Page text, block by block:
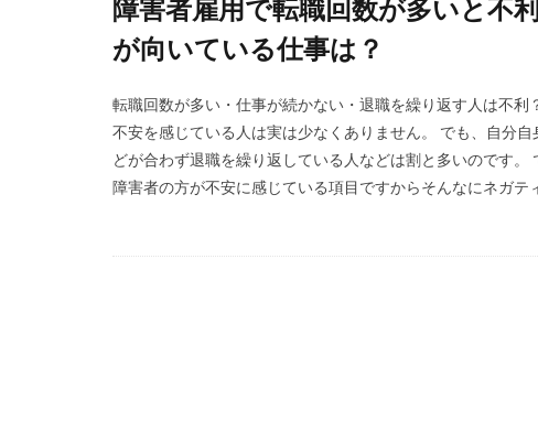
障害者雇用で転職回数が多いと不
が向いている仕事は？
転職回数が多い・仕事が続かない・退職を繰り返す人は不
不安を感じている人は実は少なくありません。 でも、自分
どが合わず退職を繰り返している人などは割と多いのです
障害者の方が不安に感じている項目ですからそんなにネガテ